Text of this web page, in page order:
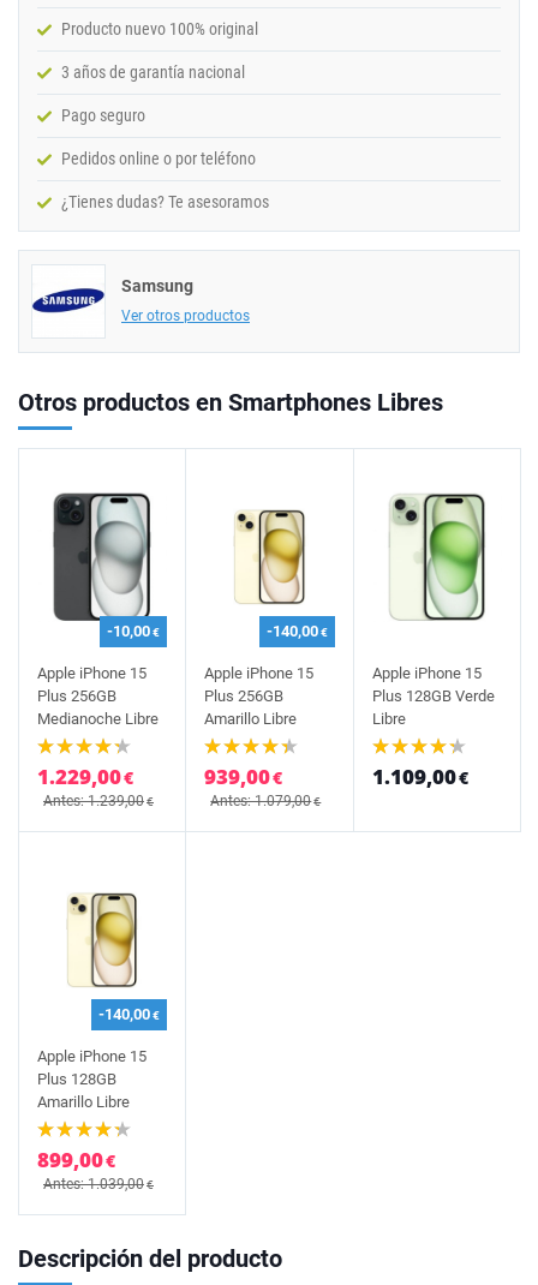
Producto nuevo 100% original
3 años de garantía nacional
Pago seguro
Pedidos online o por teléfono
¿Tienes dudas? Te asesoramos
Samsung
Ver otros productos
Otros productos en Smartphones Libres
-10,00€
Apple iPhone 15
Plus 256GB
Medianoche Libre
1.229,00€
Antes: 1.239,00€
-140,00€
Apple iPhone 15
Plus 256GB
Amarillo Libre
939,00€
Antes: 1.079,00€
Apple iPhone 15
Plus 128GB Verde
Libre
1.109,00€
-140,00€
Apple iPhone 15
Plus 128GB
Amarillo Libre
899,00€
Antes: 1.039,00€
Descripción del producto